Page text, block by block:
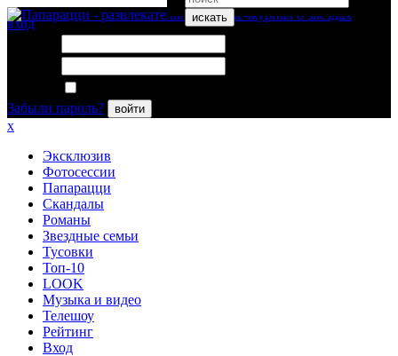
искать
вход
Забыли пароль?
войти
x
Эксклюзив
Фотосессии
Папарацци
Скандалы
Романы
Звездные семьи
Тусовки
Топ-10
LOOK
Музыка и видео
Телешоу
Рейтинг
Вход